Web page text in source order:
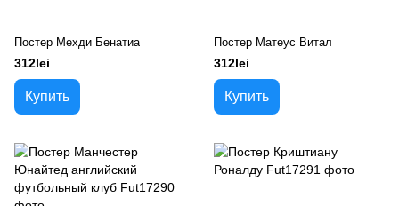
Постер Мехди Бенатиа
312lei
Купить
Постер Матеус Витал
312lei
Купить